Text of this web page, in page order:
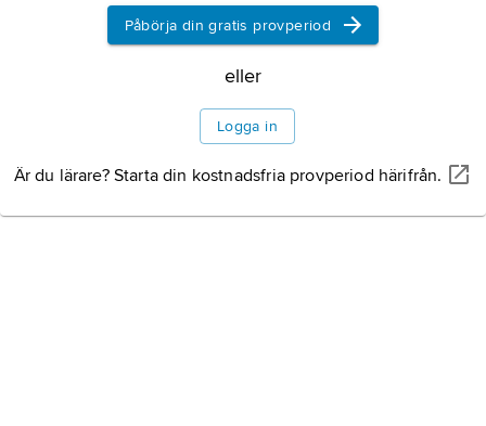
Information om artikeln
Påbörja din gratis provperiod
eller
Logga in
Är du lärare? Starta din kostnadsfria provperiod härifrån.